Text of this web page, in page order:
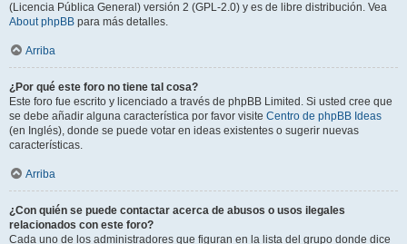
(Licencia Pública General) versión 2 (GPL-2.0) y es de libre distribución. Vea
About phpBB para más detalles.
Arriba
¿Por qué este foro no tiene tal cosa?
Este foro fue escrito y licenciado a través de phpBB Limited. Si usted cree que
se debe añadir alguna característica por favor visite Centro de phpBB Ideas
(en Inglés), donde se puede votar en ideas existentes o sugerir nuevas
características.
Arriba
¿Con quién se puede contactar acerca de abusos o usos ilegales
relacionados con este foro?
Cada uno de los administradores que figuran en la lista del grupo donde dice